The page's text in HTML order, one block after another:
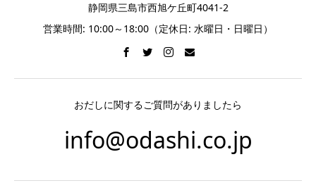
静岡県三島市西旭ケ丘町4041-2
営業時間: 10:00～18:00（定休日: 水曜日・日曜日）
おだしに関するご質問がありましたら
info@odashi.co.jp